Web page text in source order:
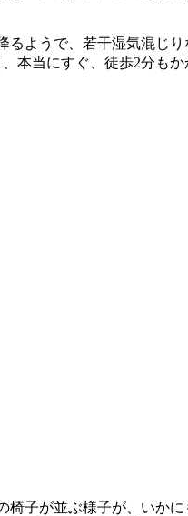
ようで、若干湿気混じ
本当にすぐ、徒歩2分もか
子が並ぶ様子が、いか